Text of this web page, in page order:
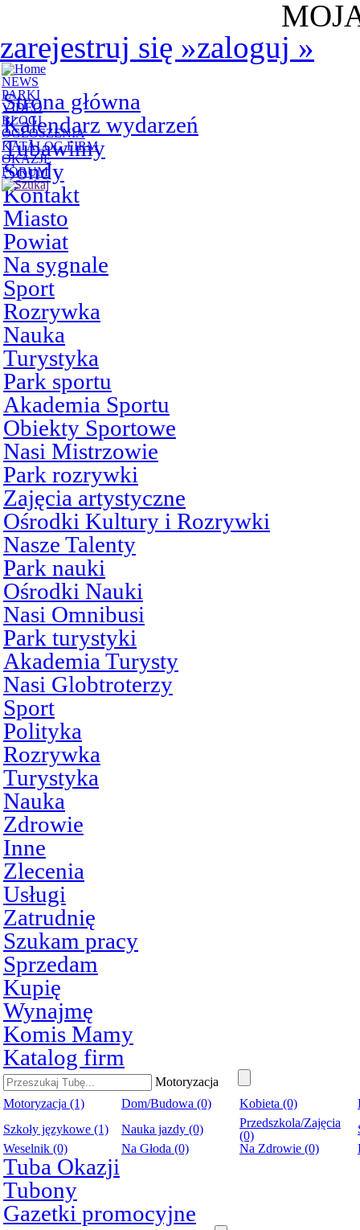
zarejestruj się »zaloguj »
NEWS
PARKI
VIDEO
BLOGI
OGŁOSZENIA
KATALOG FIRM
OKAZJE
FORUM
Strona główna
Kalendarz wydarzeń
Tubawimy
Sondy
Kontakt
Miasto
Powiat
Na sygnale
Sport
Rozrywka
Nauka
Turystyka
Park sportu
Akademia Sportu
Obiekty Sportowe
Nasi Mistrzowie
Park rozrywki
Zajęcia artystyczne
Ośrodki Kultury i Rozrywki
Nasze Talenty
Park nauki
Ośrodki Nauki
Nasi Omnibusi
Park turystyki
Akademia Turysty
Nasi Globtroterzy
Sport
Polityka
Rozrywka
Turystyka
Nauka
Zdrowie
Inne
Zlecenia
Usługi
Zatrudnię
Szukam pracy
Sprzedam
Kupię
Wynajmę
Komis Mamy
Katalog firm
Motoryzacja
Motoryzacja (1)
Dom/Budowa (0) Kobieta (0)
Szkoły językowe (1)
Nauka jazdy (0)
Przedszkola/Zajęcia
(0)
Weselnik (0)
Na Głoda (0) Na Zdrowie (0)
Tuba Okazji
Tubony
Gazetki promocyjne